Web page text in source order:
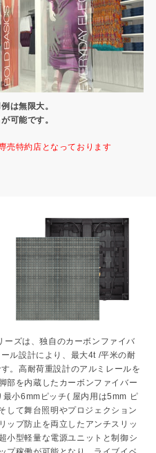
は無限大。
可能です。
売特約店となっております
ズは、独自のカーボンファイバ
ル設計により、最大4t /平米の耐
。高耐荷重設計のアルミレールを
部を内蔵したカーボンファイバー
小6mmピッチ( 屋内用は5mm ピ
して舞台照明やプロジェクション
ップ防止を両立したアンチスリッ
小型軽量な電源ユニットと制御シ